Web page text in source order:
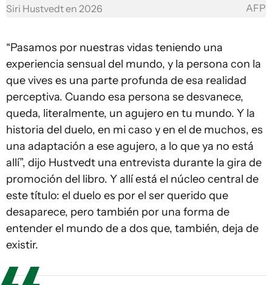
Siri Hustvedt en 2026 AFP
“Pasamos por nuestras vidas teniendo una
experiencia sensual del mundo, y la persona con la
que vives es una parte profunda de esa realidad
perceptiva. Cuando esa persona se desvanece,
queda, literalmente, un agujero en tu mundo. Y la
historia del duelo, en mi caso y en el de muchos, es
una adaptación a ese agujero, a lo que ya no está
allí”, dijo Hustvedt una entrevista durante la gira de
promoción del libro. Y allí está el núcleo central de
este título: el duelo es por el ser querido que
desaparece, pero también por una forma de
entender el mundo de a dos que, también, deja de
existir.